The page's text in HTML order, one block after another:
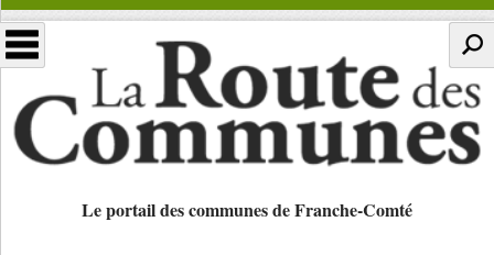
Le portail des communes de Franche-Comté